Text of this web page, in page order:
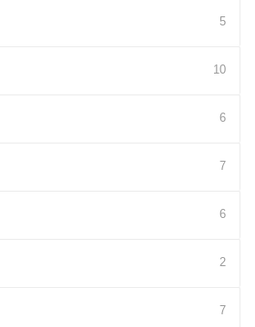
5
10
6
7
6
2
7